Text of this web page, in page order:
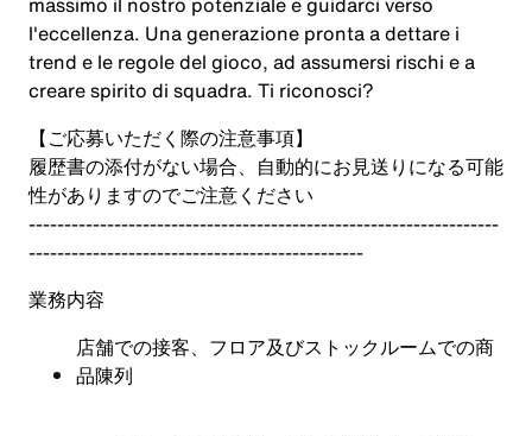
l'eccellenza. Una generazione pronta a dettare i
trend e le regole del gioco, ad assumersi rischi e a
creare spirito di squadra. Ti riconosci?
【ご応募いただく際の注意事項】
履歴書の添付がない場合、自動的にお見送りになる可能
性がありますのでご注意ください
------------------------------------------------------------------
-----------------------------------------------
業務内容
店舗での接客、フロア及びストックルームでの商
品陳列